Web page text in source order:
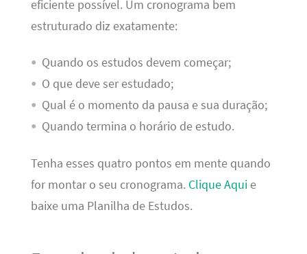
eficiente possível. Um cronograma bem
estruturado diz exatamente:
Quando os estudos devem começar;
O que deve ser estudado;
Qual é o momento da pausa e sua duração;
Quando termina o horário de estudo.
Tenha esses quatro pontos em mente quando
for montar o seu cronograma. Clique Aquie
baixe uma Planilha de Estudos.